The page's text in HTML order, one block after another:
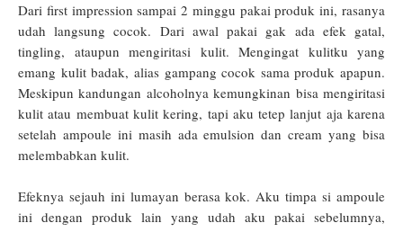
Dari first impression sampai 2 minggu pakai produk ini, rasanya
udah langsung cocok. Dari awal pakai gak ada efek gatal,
tingling, ataupun mengiritasi kulit. Mengingat kulitku yang
emang kulit badak, alias gampang cocok sama produk apapun.
Meskipun kandungan alcoholnya kemungkinan bisa mengiritasi
kulit atau membuat kulit kering, tapi aku tetep lanjut aja karena
setelah ampoule ini masih ada emulsion dan cream yang bisa
melembabkan kulit.
Efeknya sejauh ini lumayan berasa kok. Aku timpa si ampoule
ini dengan produk lain yang udah aku pakai sebelumnya,